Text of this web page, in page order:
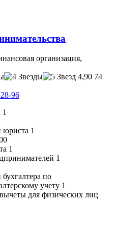
организация,
4,90 74
96
1
юриста 1
1
1
по
учету 1
для физических лиц